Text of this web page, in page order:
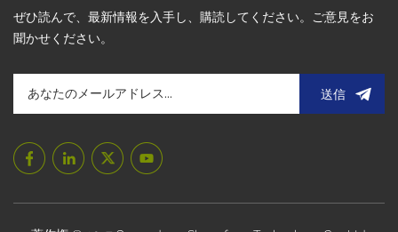
コンプライアンスを理解しているサプライヤーを選ぶことが
重要です。 中国TFT液晶ディスプレイメーカー Shengfengの
ような企業は際立っています。Shengfengは、世界中のお客
し、すべてのTFTディスプレイが国際産業基準を満たしてい
と先進的な生産設備を組み合わせ、産業、商業、スマート家
電市場向けに信頼性の高いディスプレイソリューションを提
なグローバル配送を提供しており、TFT液晶パネルサプライ
ぜひ読んで、最新情報を入手し、購読してください。ご意見をお
聞かせください。
送信